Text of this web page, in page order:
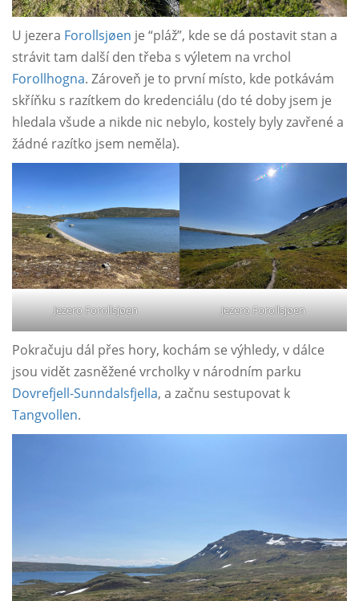
U jezera Forollsjøen je “pláž”, kde se dá postavit stan a
strávit tam další den třeba s výletem na vrchol
Forollhogna. Zároveň je to první místo, kde potkávám
skříňku s razítkem do kredenciálu (do té doby jsem je
hledala všude a nikde nic nebylo, kostely byly zavřené a
žádné razítko jsem neměla).
Jezero Forollsjøen Jezero Forollsjøen
Pokračuju dál přes hory, kochám se výhledy, v dálce
jsou vidět zasněžené vrcholky v národním parku
Dovrefjell-Sunndalsfjella, a začnu sestupovat k
Tangvollen.